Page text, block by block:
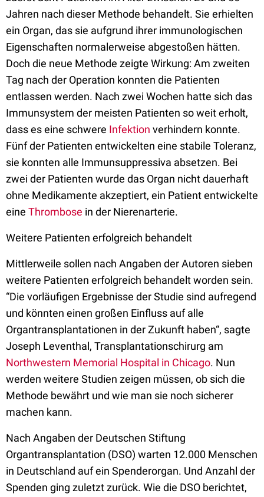
Jahren nach dieser Methode behandelt. Sie erhielten
ein Organ, das sie aufgrund ihrer immunologischen
Eigenschaften normalerweise abgestoßen hätten.
Doch die neue Methode zeigte Wirkung: Am zweiten
Tag nach der Operation konnten die Patienten
entlassen werden. Nach zwei Wochen hatte sich das
Immunsystem der meisten Patienten so weit erholt,
dass es eine schwere Infektion verhindern konnte.
Fünf der Patienten entwickelten eine stabile Toleranz,
sie konnten alle Immunsuppressiva absetzen. Bei
zwei der Patienten wurde das Organ nicht dauerhaft
ohne Medikamente akzeptiert, ein Patient entwickelte
eine Thrombose in der Nierenarterie.
Weitere Patienten erfolgreich behandelt
Mittlerweile sollen nach Angaben der Autoren sieben
weitere Patienten erfolgreich behandelt worden sein.
“Die vorläufigen Ergebnisse der Studie sind aufregend
und könnten einen großen Einfluss auf alle
Organtransplantationen in der Zukunft haben“, sagte
Joseph Leventhal, Transplantationschirurg am
Northwestern Memorial Hospital in Chicago. Nun
werden weitere Studien zeigen müssen, ob sich die
Methode bewährt und wie man sie noch sicherer
machen kann.
Nach Angaben der Deutschen Stiftung
Organtransplantation (DSO) warten 12.000 Menschen
in Deutschland auf ein Spenderorgan. Und Anzahl der
Spenden ging zuletzt zurück. Wie die DSO berichtet,